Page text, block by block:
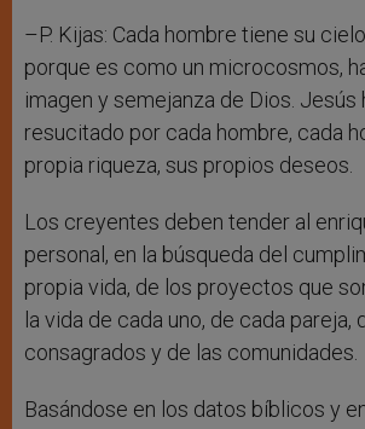
–P. Kijas: Cada hombre tiene su
porque es como un microcosmos,
imagen y semejanza de Dios. Jesús
resucitado por cada hombre, cada
propia riqueza, sus propios deseos.
Los creyentes deben tender al
personal, en la búsqueda del
propia vida, de los proyectos que
la vida de cada uno, de cada pareja,
consagrados y de las comunidades.
Basándose en los datos bíblicos y